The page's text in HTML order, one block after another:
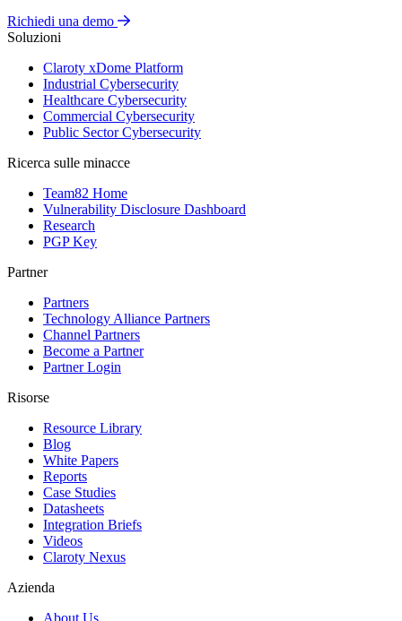
Richiedi una demo
Soluzioni
Claroty xDome Platform
Industrial Cybersecurity
Healthcare Cybersecurity
Commercial Cybersecurity
Public Sector Cybersecurity
Ricerca sulle minacce
Team82 Home
Vulnerability Disclosure Dashboard
Research
PGP Key
Partner
Partners
Technology Alliance Partners
Channel Partners
Become a Partner
Partner Login
Risorse
Resource Library
Blog
White Papers
Reports
Case Studies
Datasheets
Integration Briefs
Videos
Claroty Nexus
Azienda